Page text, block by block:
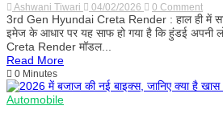
आई
अहम
Ashwani Tiwari 04/02/2026 0 Comment
3rd
Gen
हुआ
3rd Gen Hyundai Creta Render : हाल ही में
इमेज के आधार पर यह साफ हो गया है कि हुंडई अपनी
Creta Render मॉडल...
Read More
0 Minutes
Automobile